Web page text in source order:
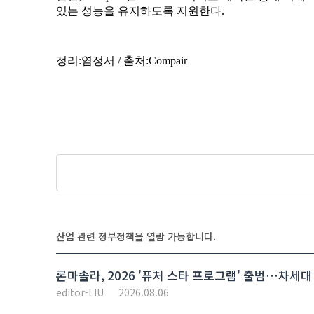
산업 관련 정부정책을 열람 가능합니다.
론마솔라, 2026 '퓨처 스타 프로그램' 출범…차세대
editor-LIU 2026.08.06